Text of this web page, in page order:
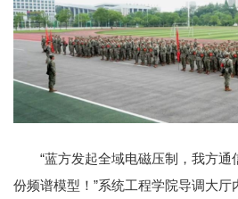
“蓝方发起全域电磁压制，我方
份频谱模型！”系统工程学院导调大